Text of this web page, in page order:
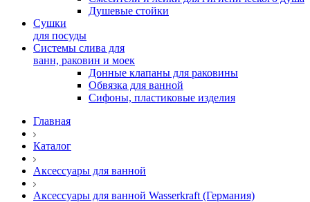
Душевые стойки
Сушки
для посуды
Системы слива для
ванн, раковин и моек
Донные клапаны для раковины
Обвязка для ванной
Сифоны, пластиковые изделия
Главная
Каталог
Аксессуары для ванной
Аксессуары для ванной Wasserkraft (Германия)